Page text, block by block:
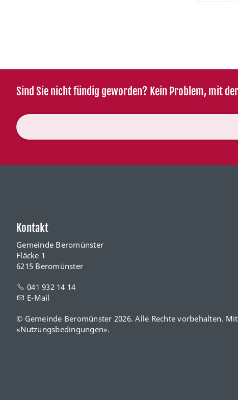
Sind Sie nicht fündig geworden? Kein Problem, mit
Kontakt
Gemeinde Beromünster
Fläcke 1
6215 Beromünster
041 932 14 14
E-Mail
© Gemeinde Beromünster 2026. Alle Rechte vorbehalten.
«Nutzungsbedingungen».